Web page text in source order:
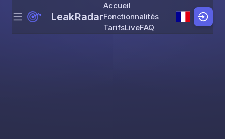
Skip to content
Menu LeakRadar
Accueil
Fonctionnalités
TarifsLiveFAQ